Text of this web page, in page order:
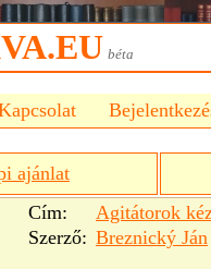
béta
ajánlat
Cím:
Agitátorok
Szerző: Breznický Ján